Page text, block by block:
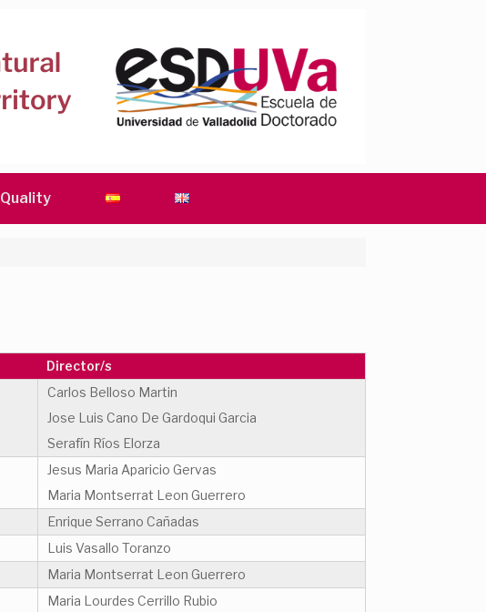
Quality
Director/s
Carlos Belloso Martin
Jose Luis Cano De Gardoqui Garcia
Serafín Ríos Elorza
Jesus Maria Aparicio Gervas
Maria Montserrat Leon Guerrero
Enrique Serrano Cañadas
Luis Vasallo Toranzo
Maria Montserrat Leon Guerrero
Maria Lourdes Cerrillo Rubio